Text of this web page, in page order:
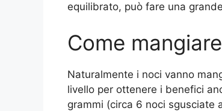
equilibrato, può fare una
Come
Naturalmente i noci vanno
livello per ottenere i benefici
grammi (circa 6 noci sgusciate